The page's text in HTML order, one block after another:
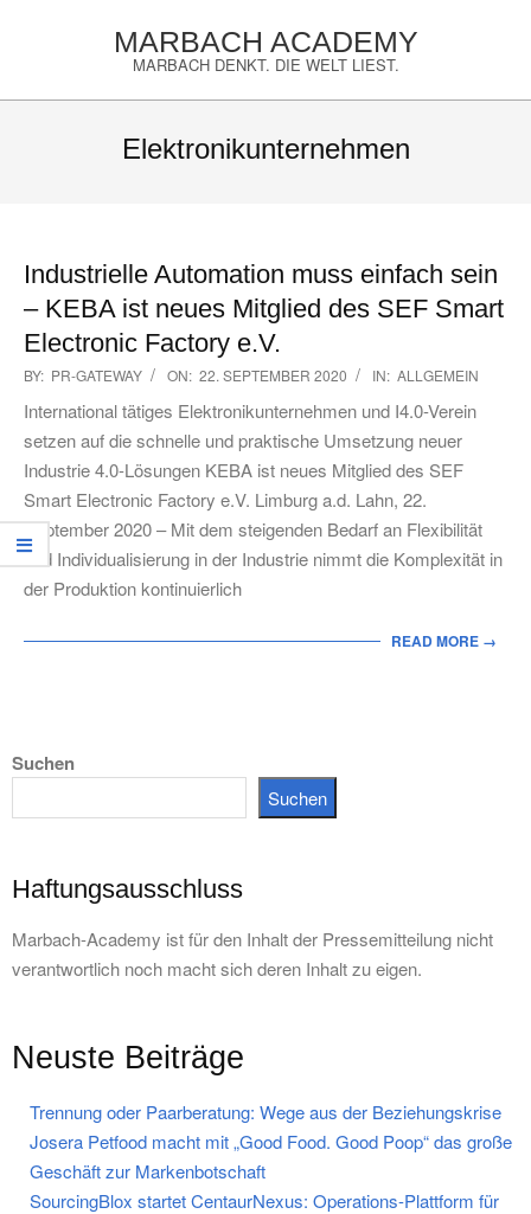
MARBACH ACADEMY
MARBACH DENKT. DIE WELT LIEST.
Elektronikunternehmen
Industrielle Automation muss einfach sein
– KEBA ist neues Mitglied des SEF Smart
Electronic Factory e.V.
2020-
09-
22
BY: PR-GATEWAY ON: 22. SEPTEMBER 2020 IN: ALLGEMEIN
International tätiges Elektronikunternehmen und I4.0-Verein
setzen auf die schnelle und praktische Umsetzung neuer
Industrie 4.0-Lösungen KEBA ist neues Mitglied des SEF
Smart Electronic Factory e.V. Limburg a.d. Lahn, 22.
September 2020 – Mit dem steigenden Bedarf an Flexibilität
und Individualisierung in der Industrie nimmt die Komplexität in
der Produktion kontinuierlich
READ MORE →
Suchen
Suchen
Haftungsausschluss
Marbach-Academy ist für den Inhalt der Pressemitteilung nicht
verantwortlich noch macht sich deren Inhalt zu eigen.
Neuste Beiträge
Trennung oder Paarberatung: Wege aus der Beziehungskrise
Josera Petfood macht mit „Good Food. Good Poop“ das große
Geschäft zur Markenbotschaft
SourcingBlox startet CentaurNexus: Operations-Plattform für